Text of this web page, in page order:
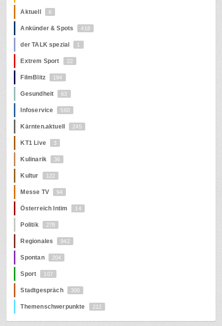
Aktuell 6
Ankünder & Spots 418
der TALK spezial 1
Extrem Sport 22
FilmBlitz 194
Gesundheit 63
Infoservice 560
Kärnten.aktuell 245
KT1 Live 3
Kulinarik 36
Kultur 122
Messe TV 94
Österreich Intim 14
Politik 278
Regionales 942
Spontan 204
Sport 107
Stadtgespräch 300
Themenschwerpunkte 212